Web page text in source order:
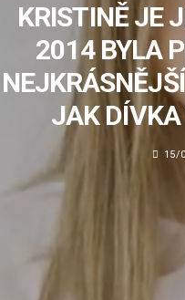
KRISTINĚ JE
2014 BYLA
JAK
15/